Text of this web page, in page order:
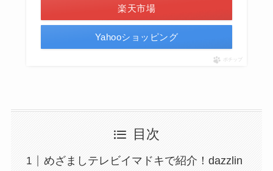
楽天市場
Yahooショッピング
ポチップ
目次
めざましテレビイマドキで紹介！dazzlin